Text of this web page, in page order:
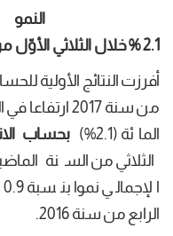
النمو
2.1
%خلال الثلاثي الأوّل
أفرزت النتائج الأولية
المائة (2.1%)
بحساب
الثلاثي من السنة
الرابع من سنة 2016.